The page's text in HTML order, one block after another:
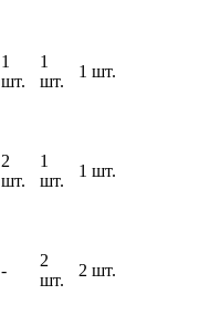
1
шт.
1
шт.
1 шт.
2
шт.
1
шт.
1 шт.
-
2
шт.
2 шт.